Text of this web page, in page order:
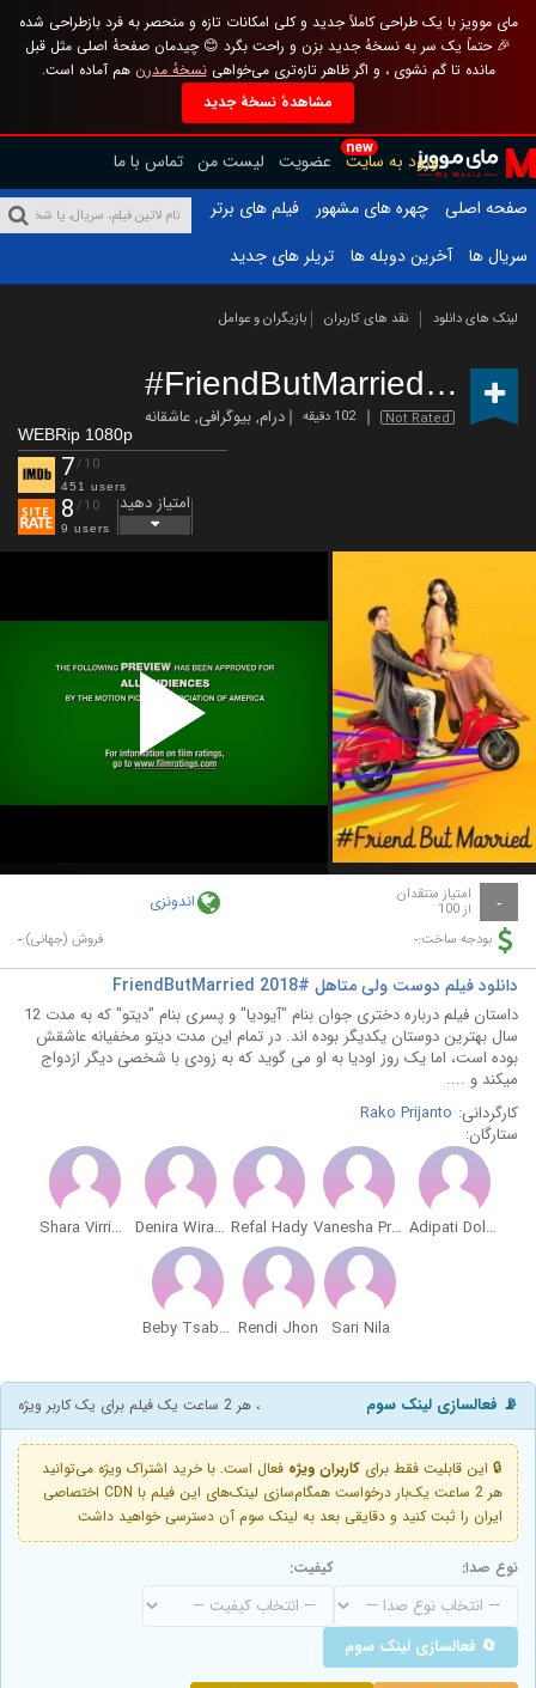
مای موویز با یک طراحی کاملاً جدید و کلی امکانات تازه و منحصر به فرد بازطراحی شده
🎉 حتماً یک سر به نسخهٔ جدید بزن و راحت بگرد 😊 چیدمان صفحهٔ اصلی مثل قبل
مانده تا گم نشوی ، و اگر ظاهر تازه‌تری می‌خواهینسخهٔ مدرن هم آماده است.
مشاهدهٔ نسخهٔ جدید
new
ورود به سایت عضویت لیست من تماس با ما
صفحه اصلی
چهره های مشهور
فیلم های برتر
سریال ها
آخرین دوبله ها تریلر های جدید
لینک های دانلود نقد های کاربران بازیگران و عوامل
#FriendButMarried(2018)
Not Rated 102 دقیقه درام,بیوگرافی,عاشقانه
WEBRip 1080p
7/10
451 users
8 /10
9 users
امتیاز دهید
Play
Video
- امتیاز منتقدان
از 100 اندونزی
بودجه ساخت:- فروش (جهانی):-
دانلود فیلم دوست ولی متاهل #FriendButMarried 2018
داستان فیلم درباره دختری جوان بنام "آیودیا" و پسری بنام "دیتو" که به مدت 12
سال بهترین دوستان یکدیگر بوده اند. در تمام این مدت دیتو مخفیانه عاشقش
بوده است، اما یک روز اودیا به او می گوید که به زودی با شخصی دیگر ازدواج
میکند و ....
کارگردانی: Rako Prijanto
ستارگان:
Adipati Dolken
Vanesha Prescilla
Refal Hady
Denira Wiraguna
Shara Virrisya
Sari Nila
Rendi Jhon
Beby Tsabina
📡 فعالسازی لینک سوم ، هر 2 ساعت یک فیلم برای یک کاربر ویژه
🔒 این قابلیت فقط برای کاربران ویژه فعال است. با خرید اشتراک ویژه می‌توانید
هر 2 ساعت یک‌بار درخواست همگام‌سازی لینک‌های این فیلم با CDN اختصاصی
ایران را ثبت کنید و دقایقی بعد به لینک سوم آن دسترسی خواهید داشت
نوع صدا: کیفیت:
🔄 فعالسازی لینک سوم